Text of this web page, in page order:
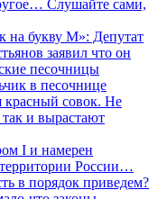
Слушайте сами,
на букву М»: Депутат
заявил что он
песочницы
в песочнице
красный совок. Не
и вырастают
I и намерен
России…
в порядок приведем?